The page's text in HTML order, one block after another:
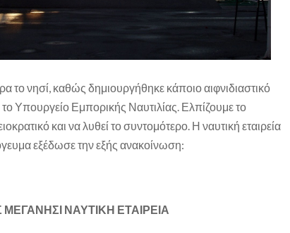
το νησί, καθώς δημιουργήθηκε κάποιο αιφνιδιαστικό
Υπουργείο Εμπορικής Ναυτιλίας. Ελπίζουμε το
και να λυθεί το συντομότερο. Η ναυτική εταιρεία
εξέδωσε την εξής ανακοίνωση:
ΜΕΓΑΝΗΣΙ ΝΑΥΤΙΚΗ ΕΤΑΙΡΕΙΑ